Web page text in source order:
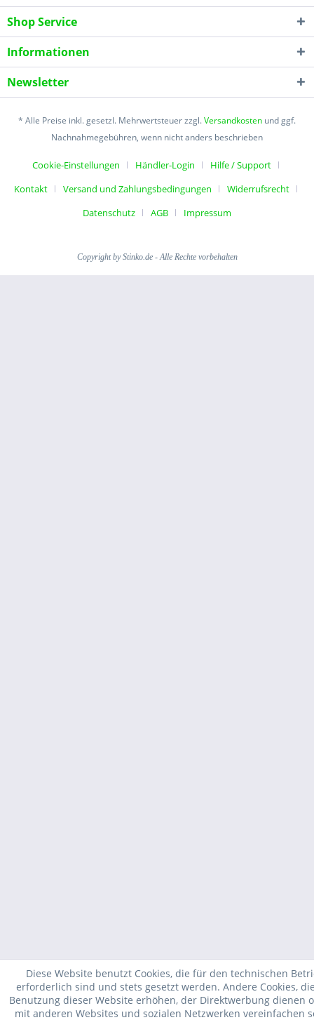
Shop Service
Informationen
Newsletter
* Alle Preise inkl. gesetzl. Mehrwertsteuer zzgl.Versandkosten und ggf.
Nachnahmegebühren, wenn nicht anders beschrieben
Cookie-Einstellungen Händler-Login
Hilfe / Support
Kontakt
Versand und Zahlungsbedingungen
Widerrufsrecht
Datenschutz
AGB Impressum
Copyright by Stinko.de - Alle Rechte vorbehalten
Diese Website benutzt Cookies, die für den technischen
erforderlich sind und stets gesetzt werden. Andere Cookies,
Benutzung dieser Website erhöhen, der Direktwerbung dienen
mit anderen Websites und sozialen Netzwerken vereinfachen